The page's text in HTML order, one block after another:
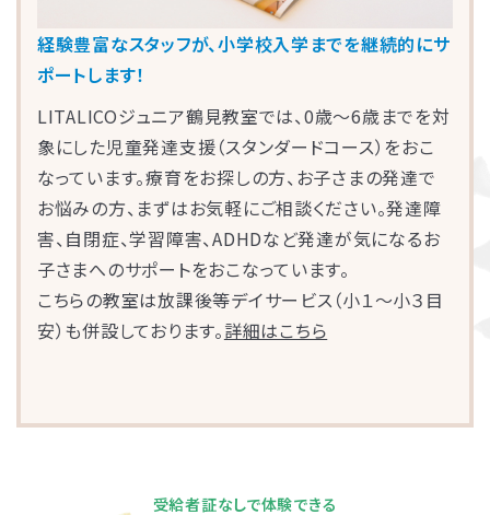
経験豊富なスタッフが、小学校入学までを継続的にサ
ポートします！
LITALICOジュニア鶴見教室では、0歳～6歳までを対
象にした児童発達支援（スタンダードコース）をおこ
なっています。療育をお探しの方、お子さまの発達で
お悩みの方、まずはお気軽にご相談ください。発達障
害、自閉症、学習障害、ADHDなど発達が気になるお
子さまへのサポートをおこなっています。
こちらの教室は放課後等デイサービス（小１〜小３目
安）も併設しております。詳細はこちら
受給者証なしで体験できる